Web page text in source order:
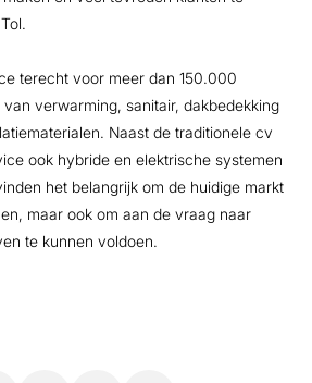
terecht voor meer dan 150.000
verwarming, sanitair, dakbedekking
Naast de traditionele cv
ook hybride en elektrische systemen
het belangrijk om de huidige markt
maar ook om aan de vraag naar
te kunnen voldoen.